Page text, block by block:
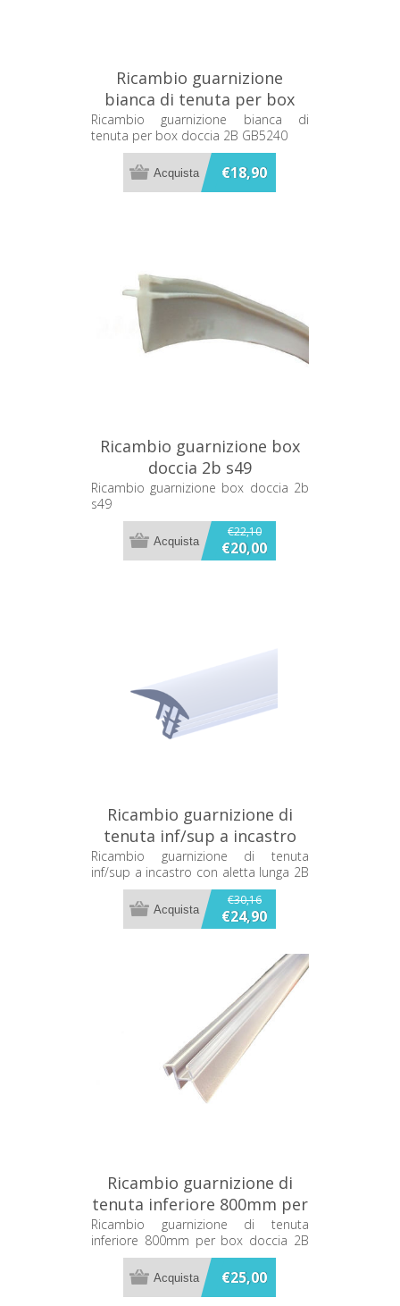
Ricambio guarnizione
bianca di tenuta per box
doccia 2B GB5240
Ricambio guarnizione bianca di
tenuta per box doccia 2B GB5240
€18,90
Ricambio guarnizione box
doccia 2b s49
Ricambio guarnizione box doccia 2b
s49
€22,10
€20,00
Ricambio guarnizione di
tenuta inf/sup a incastro
con aletta lunga 2B GT6980
Ricambio guarnizione di tenuta
inf/sup a incastro con aletta lunga 2B
GT6980
€30,16
€24,90
Ricambio guarnizione di
tenuta inferiore 800mm per
box doccia 2B MZT3123
Ricambio guarnizione di tenuta
inferiore 800mm per box doccia 2B
MZT3123
€25,00